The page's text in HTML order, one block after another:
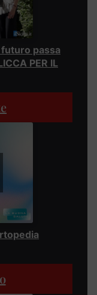
futuro passa
PER IL